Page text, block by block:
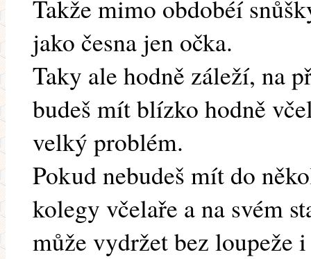
Takže mimo obdobéí
jako česna jen očka.
Taky ale hodně záleží, na
budeš mít blízko hodně
velký problém.
Pokud nebudeš mít do
kolegy včelaře a na svém
může vydržet bez loupeže